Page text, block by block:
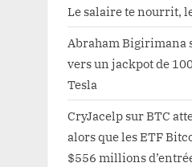
Le salaire te nourrit,
Abraham Bigirimana
vers un jackpot de
Tesla
CryJacelp surBTC
alors que les ETF
$556 millions